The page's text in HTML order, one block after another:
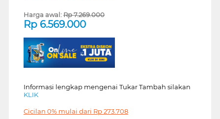
Harga awal:Rp7.269.000
Rp 6.569.000
Informasi lengkap mengenai Tukar Tambah silakan
KLIK
Cicilan 0% mulai dari Rp273.708